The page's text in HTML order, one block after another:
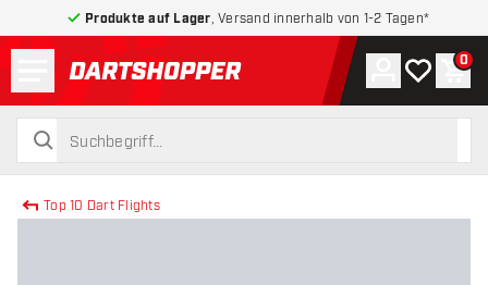
Produkte auf Lager , Versand innerhalb von 1-2 Tagen*
zurück zur Startseite
suchen
suchen
Konto
Meine 0
Top 10 Dart Flights